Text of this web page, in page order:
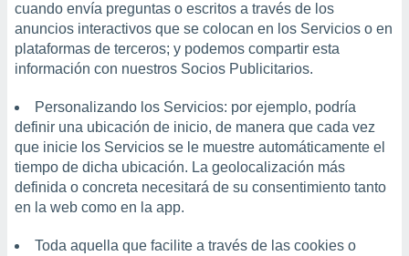
publicidad
de
1199
cuando envía preguntas o escritos a través de los
anuncios interactivos que se colocan en los Servicios o en
plataformas de terceros; y podemos compartir esta
información con nuestros Socios Publicitarios.
Personalizando los Servicios: por ejemplo, podría
definir una ubicación de inicio, de manera que cada vez
que inicie los Servicios se le muestre automáticamente el
tiempo de dicha ubicación. La geolocalización más
definida o concreta necesitará de su consentimiento tanto
en la web como en la app.
Toda aquella que facilite a través de las cookies o